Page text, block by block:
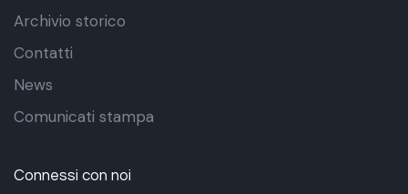
Archivio storico
Contatti
News
Comunicati stampa
Connessi con noi